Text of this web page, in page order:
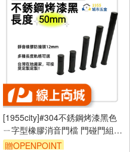
[1955city]#304不銹鋼烤漆黑色
ㄧ字型橡膠消音門檔 門碰門組門
吸[打孔款1101-D [烤漆黑
贈OPENPOINT